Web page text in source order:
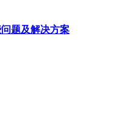
题及解决方案